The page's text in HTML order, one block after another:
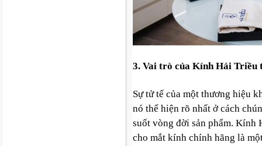
3. Vai trò của Kính Hải Triều
Sự tử tế của một thương hiệu
nó thể hiện rõ nhất ở cách
suốt vòng đời sản phẩm. Kính
cho mắt kính chính hãng là